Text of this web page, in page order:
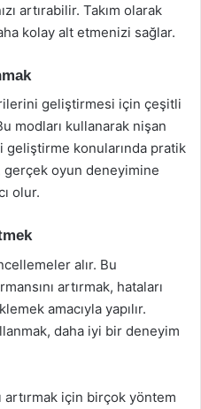
artırabilir. Takım olarak
kolay alt etmenizi sağlar.
geliştirmesi için çeşitli
modları kullanarak nişan
konularında pratik
gerçek oyun deneyimine
olur.
alır. Bu
artırmak, hataları
amacıyla yapılır.
daha iyi bir deneyim
artırmak için birçok yöntem